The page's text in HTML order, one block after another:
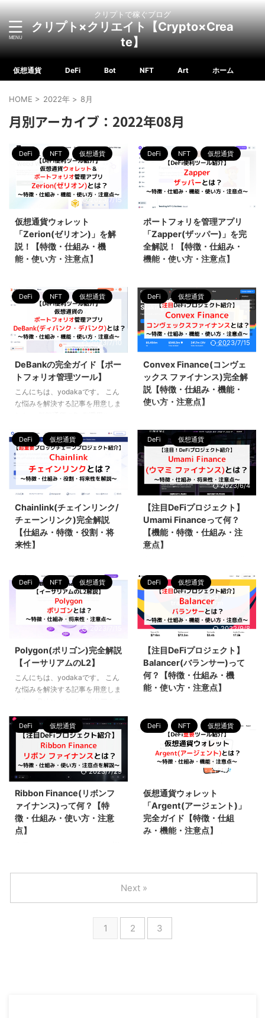
クリプトで稼ぐブログ
クリプト×クリエイト【Crypto×Crea
te】
仮想通貨 DeFi Bot NFT Art ホーム
HOME > 2022年 > 8月
月別アーカイブ：2022年08月
DeFi NFT 仮想通貨
2023/7/15
仮想通貨ウォレット
「Zerion(ゼリオン)」を解
説！【特徴・仕組み・機
能・使い方・注意点】
した。 仮想通貨のDeFi運用や
NFTの取引を行なっている方にと
って、必須級のツールの一つであ
るZerion。 使いこなせるように
なると、DeFi戦略を磨く手助け
で、クリプト界隈で生き残る知恵
を身につけていきましょう。 本
記事を読むと分かること Zerion
とは何か？ Zerionの特徴や仕組
リスク 情報ソース Zerion公式サ
イト Zer ...
DeFi NFT 仮想通貨
ポートフォリを管理アプリ
「Zapper(ザッパー)」を完
全解説！【特徴・仕組み・
機能・使い方・注意点】
した。 Zapperは、仮想通貨の
DeFi運用やNFT取引などをして
いる方にとって、必須級のツール
です。 本記事を読んで、クリプ
ト界隈で生き延びる知恵を身につ
むと分かること Zapperとは何
か？ Zapperの特徴や仕組み
Zapperの機能 Zapperの始め方・
使い方 Zapper使うときの注意点
ZapperのDocs Zappe ...
DeFi NFT 仮想通貨
2023/7/10
DeBankの完全ガイド【ポー
トフォリオ管理ツール】
こんにちは、yodakaです。 こん
な悩みを解決する記事を用意しま
は、とても便利なツールの一つで
あるDeBank。 本記事を読んで、
クリプト界隈で生き延びる知恵を
身につけていってください。 本
記事を読むと分かること DeBank
とは何か？ DeBankの特徴や仕組
み DeBankの機能 DeBankの始め
方・使い方 使うときの注意点や
リスク 情報ソース DeBank公式
サイト DeBank公式ブログ
DeFi 仮想通貨
2023/7/15
Convex Finance(コンヴェ
ックス ファイナンス)完全解
説【特徴・仕組み・機能・
使い方・注意点】
な悩みを解決する記事を用意しま
した。 Convex Financeの仕組み
や使い方を知っておくと、DeFi
での資産管理や運用効率を高める
戦略を深く理解することにつなが
ります。 本記事を読んで、DeFi
う。 まずは、Curveについての知
識を得てくと、本記事の内容が理
解しやすくなります。 【Curveの
解説はこちらから】【Fraxとの連
Financeとは何か？ Convex Fi ...
DeFi 仮想通貨
Chainlink(チェインリンク/
チェーンリンク)完全解説
【仕組み・特徴・役割・将
来性】
した。 様々な領域で広く使われ
ている技術を提供することで ブ
ロックチェーンが私たちの生活に
浸透していく基盤を作る プロジ
ェクトなのです。 本記事では、
ほどすごいことを成し遂げている
かということを伝えるとともに、
今後のブロックチェーン業界の発
展可能性を考えたり、クリプト界
読むと分かること Chainlink(チェ
インリンク/チェーンリンク)と ...
DeFi 仮想通貨
2023/6/4
【注目DeFiプロジェクト】
Umami Financeって何？
【機能・特徴・仕組み・注
意点】
た。 【Umami Financeを深掘り
して感じたReal Yieldで大事なこ
Vaultは手堅いプロトコル
＆手堅いトークンに限定
報酬
の支払いも手堅いトークン
ネ
ル
ネイティブトークンの需給
調整システムがある
POLの活
用(報酬支払やリスクヘッジ等)—
yodaka(よだか)＠
2022 数あるDeFiプロジェクトが
DeFi NFT 仮想通貨
2023/7/15
Polygon(ポリゴン)完全解説
【イーサリアムのL2】
こんにちは、yodakaです。 こん
な悩みを解決する記事を用意しま
ています。 仮想通貨のDeFi運用
をする方にとって、Polygonにつ
いての理解を深めておくことはと
ても重要です。 本記事を読ん
で、クリプト界隈で生き延びる知
恵を身につけていきましょう。
あわせて読みたい 【注目！仮想
通貨解説】「ETH(イーサ)」・
「Ethereum(イーサリアム)」と
は？【将来性・価値・リスク】
DeFi 仮想通貨
2022/9/8
【注目DeFiプロジェクト】
Balancer(バランサー)って
何？【特徴・仕組み・機
能・使い方・注意点】
した。 Balancerが持つ機能は他
のDEXとは一線を画す独特なもの
なので、仮想通貨のDeFi運用を
する方は必ず知っておきたいプロ
ジェクトの一つです。 本記事を
知恵を磨いていきましょう！ 本
記事を読むと分かること
Balancerとは何か？Balancerの
仕組みBalancerのトークノミク
DeFi 仮想通貨
2023/7/29
Ribbon Finance(リボンフ
ァイナンス)って何？【特
徴・仕組み・使い方・注意
点】
いています。 通常のDeFi戦略と
は一味違った戦略に興味がある方
は、ぜひ本記事を読んでみて下さ
い。 本記事を読むと分かること
DeFi NFT 仮想通貨
2023/7/15
仮想通貨ウォレット
「Argent(アージェント)」
完全ガイド【特徴・仕組
み・機能・注意点】
機能を持ち、使い勝手の良いアプ
リの一つです。 Argent Walletで
は ガスコストを抑えた高速トラ
ンザクション アプリ内から直接
他のDEXでの仮想通貨の運用 な
1 2 3
Next »